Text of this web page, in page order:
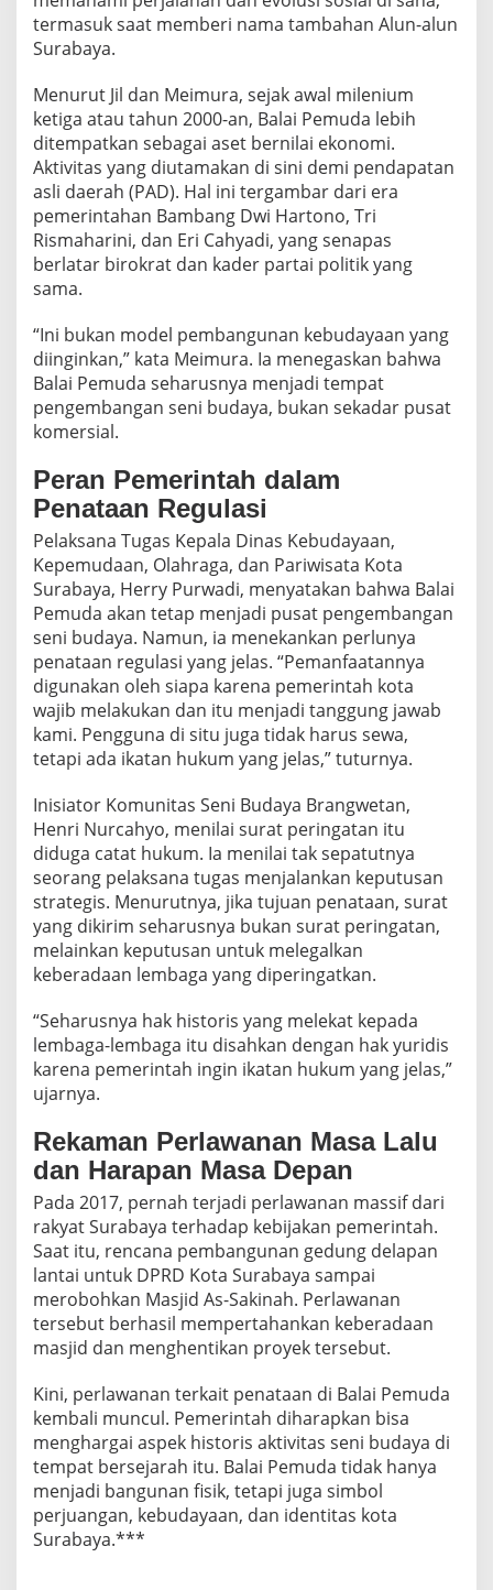
termasuk saat memberi nama tambahan Alun-alun
Surabaya.
Menurut Jil dan Meimura, sejak awal milenium
ketiga atau tahun 2000-an, Balai Pemuda lebih
ditempatkan sebagai aset bernilai ekonomi.
Aktivitas yang diutamakan di sini demi pendapatan
asli daerah (PAD). Hal ini tergambar dari era
pemerintahan Bambang Dwi Hartono, Tri
Rismaharini, dan Eri Cahyadi, yang senapas
berlatar birokrat dan kader partai politik yang
sama.
“Ini bukan model pembangunan kebudayaan yang
diinginkan,” kata Meimura. Ia menegaskan bahwa
Balai Pemuda seharusnya menjadi tempat
pengembangan seni budaya, bukan sekadar pusat
komersial.
Peran Pemerintah dalam
Penataan Regulasi
Pelaksana Tugas Kepala Dinas Kebudayaan,
Kepemudaan, Olahraga, dan Pariwisata Kota
Surabaya, Herry Purwadi, menyatakan bahwa Balai
Pemuda akan tetap menjadi pusat pengembangan
seni budaya. Namun, ia menekankan perlunya
penataan regulasi yang jelas. “Pemanfaatannya
digunakan oleh siapa karena pemerintah kota
wajib melakukan dan itu menjadi tanggung jawab
kami. Pengguna di situ juga tidak harus sewa,
tetapi ada ikatan hukum yang jelas,” tuturnya.
Inisiator Komunitas Seni Budaya Brangwetan,
Henri Nurcahyo, menilai surat peringatan itu
diduga catat hukum. Ia menilai tak sepatutnya
seorang pelaksana tugas menjalankan keputusan
strategis. Menurutnya, jika tujuan penataan, surat
yang dikirim seharusnya bukan surat peringatan,
melainkan keputusan untuk melegalkan
keberadaan lembaga yang diperingatkan.
“Seharusnya hak historis yang melekat kepada
lembaga-lembaga itu disahkan dengan hak yuridis
karena pemerintah ingin ikatan hukum yang jelas,”
ujarnya.
Rekaman Perlawanan Masa Lalu
dan Harapan Masa Depan
Pada 2017, pernah terjadi perlawanan massif dari
rakyat Surabaya terhadap kebijakan pemerintah.
Saat itu, rencana pembangunan gedung delapan
lantai untuk DPRD Kota Surabaya sampai
merobohkan Masjid As-Sakinah. Perlawanan
tersebut berhasil mempertahankan keberadaan
masjid dan menghentikan proyek tersebut.
Kini, perlawanan terkait penataan di Balai Pemuda
kembali muncul. Pemerintah diharapkan bisa
menghargai aspek historis aktivitas seni budaya di
tempat bersejarah itu. Balai Pemuda tidak hanya
menjadi bangunan fisik, tetapi juga simbol
perjuangan, kebudayaan, dan identitas kota
Surabaya.***